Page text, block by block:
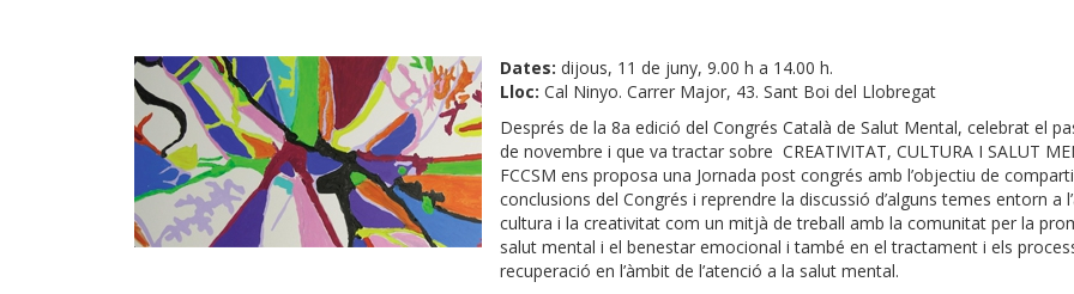
Dates: dijous, 11 de juny, 9.00 h a 14.00 h.
Lloc: Cal Ninyo. Carrer Major, 43. Sant Boi del Llobregat
Després de la 8a edició del Congrés Català de Salut Mental, celebrat el
de novembre i que va tractar sobre CREATIVITAT, CULTURA I SALUT
FCCSM ens proposa una Jornada post congrés amb l’objectiu de
conclusions del Congrés i reprendre la discussió d’alguns temes entorn a
cultura i la creativitat com un mitjà de treball amb la comunitat per la
salut mental i el benestar emocional i també en el tractament i els
recuperació en l’àmbit de l’atenció a la salut mental.